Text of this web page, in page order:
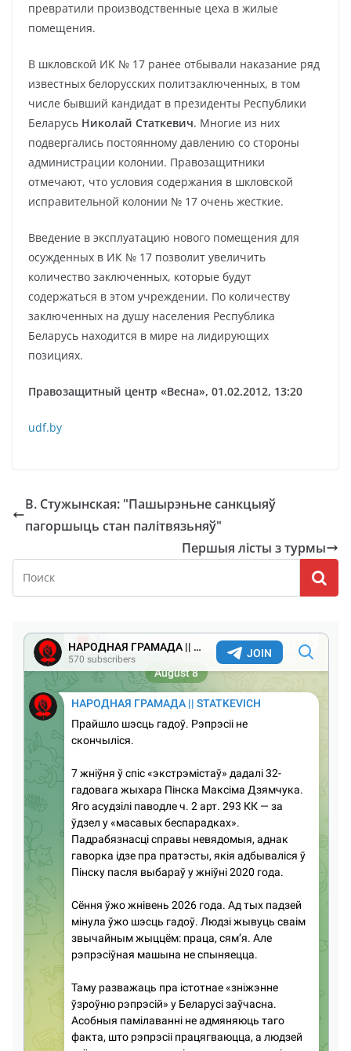
превратили производственные цеха в жилые
помещения.
В шкловской ИК № 17 ранее отбывали наказание ряд
известных белорусских политзаключенных, в том
числе бывший кандидат в президенты Республики
Беларусь Николай Статкевич. Многие из них
подвергались постоянному давлению со стороны
администрации колонии. Правозащитники
отмечают, что условия содержания в шкловской
исправительной колонии № 17 очень жесткие.
Введение в эксплуатацию нового помещения для
осужденных в ИК № 17 позволит увеличить
количество заключенных, которые будут
содержаться в этом учреждении. По количеству
заключенных на душу населения Республика
Беларусь находится в мире на лидирующих
позициях.
Правозащитный центр «Весна», 01.02.2012, 13:20
udf.by
В. Стужынская: "Пашырэньне санкцыяў
пагоршыць стан палітвязьняў"
Першыя лісты з турмы